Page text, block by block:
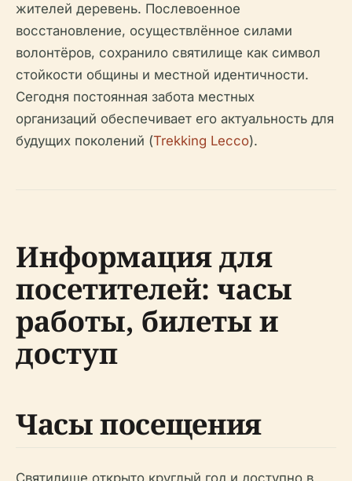
жителей деревень. Послевоенное
восстановление, осуществлённое силами
волонтёров, сохранило святилище как символ
стойкости общины и местной идентичности.
Сегодня постоянная забота местных
организаций обеспечивает его актуальность для
будущих поколений (Trekking Lecco).
Информация для
посетителей: часы
работы, билеты и
доступ
Часы посещения